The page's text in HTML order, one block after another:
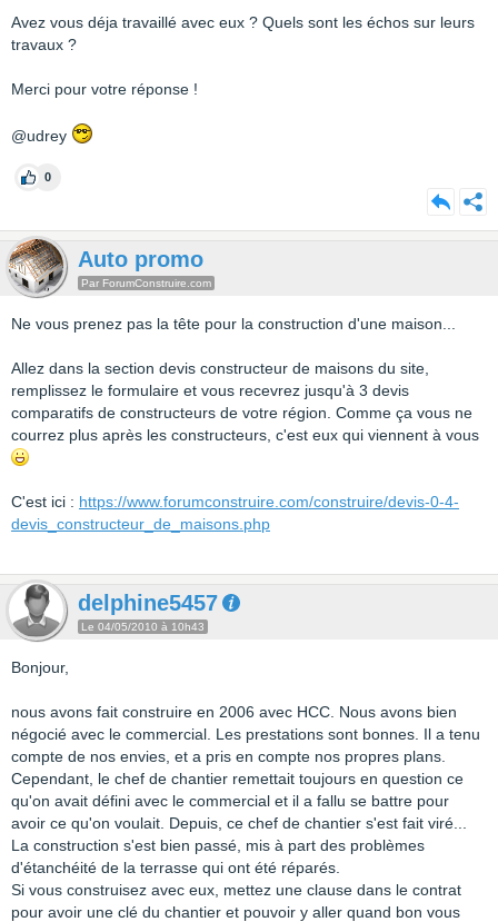
Avez vous déja travaillé avec eux ? Quels sont les échos sur leurs
travaux ?
Merci pour votre réponse !
@udrey
0
Auto promo
Par ForumConstruire.com
Ne vous prenez pas la tête pour la construction d'une maison...
Allez dans la section devis constructeur de maisons du site,
remplissez le formulaire et vous recevrez jusqu'à 3 devis
comparatifs de constructeurs de votre région. Comme ça vous ne
courrez plus après les constructeurs, c'est eux qui viennent à vous
C'est ici : https://www.forumconstruire.com/construire/devis-0-4-
devis_constructeur_de_maisons.php
delphine5457
Le 04/05/2010 à 10h43
Bonjour,
nous avons fait construire en 2006 avec HCC. Nous avons bien
négocié avec le commercial. Les prestations sont bonnes. Il a tenu
compte de nos envies, et a pris en compte nos propres plans.
Cependant, le chef de chantier remettait toujours en question ce
qu'on avait défini avec le commercial et il a fallu se battre pour
avoir ce qu'on voulait. Depuis, ce chef de chantier s'est fait viré...
La construction s'est bien passé, mis à part des problèmes
d'étanchéité de la terrasse qui ont été réparés.
Si vous construisez avec eux, mettez une clause dans le contrat
pour avoir une clé du chantier et pouvoir y aller quand bon vous